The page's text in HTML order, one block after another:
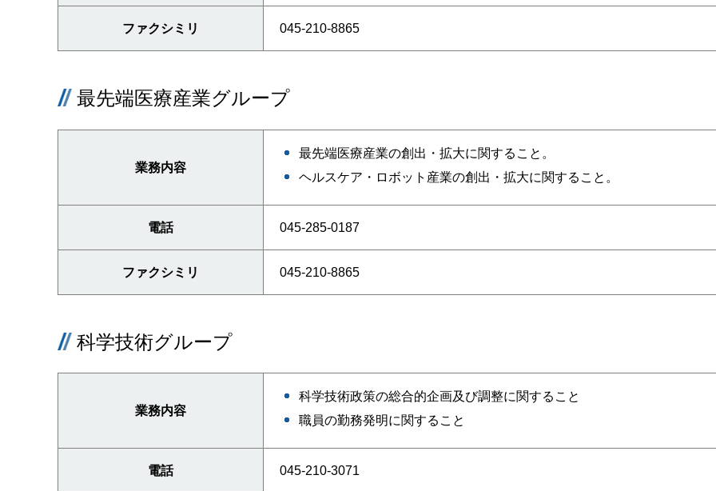
ファクシミリ 045-210-8865
最先端医療産業グループ
業務内容
最先端医療産業の創出・拡大に関すること。
ヘルスケア・ロボット産業の創出・拡大に関すること。
電話 045-285-0187
ファクシミリ 045-210-8865
科学技術グループ
業務内容
科学技術政策の総合的企画及び調整に関すること
職員の勤務発明に関すること
電話 045-210-3071